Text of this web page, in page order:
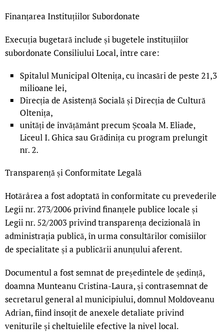
Finanțarea Instituțiilor Subordonate
Execuția bugetară include și bugetele instituțiilor
subordonate Consiliului Local, între care:
Spitalul Municipal Oltenița, cu încasări de peste 21,3
milioane lei,
Direcția de Asistență Socială și Direcția de Cultură
Oltenița,
unități de învățământ precum Școala M. Eliade,
Liceul I. Ghica sau Grădinița cu program prelungit
nr. 2.
Transparență și Conformitate Legală
Hotărârea a fost adoptată în conformitate cu prevederile
Legii nr. 273/2006 privind finanțele publice locale și
Legii nr. 52/2003 privind transparența decizională în
administrația publică, în urma consultărilor comisiilor
de specialitate și a publicării anunțului aferent.
Documentul a fost semnat de președintele de ședință,
doamna Munteanu Cristina-Laura, și contrasemnat de
secretarul general al municipiului, domnul Moldoveanu
Adrian, fiind însoțit de anexele detaliate privind
veniturile și cheltuielile efective la nivel local.